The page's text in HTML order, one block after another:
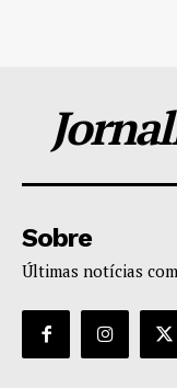
Sobre
Últimas notícias